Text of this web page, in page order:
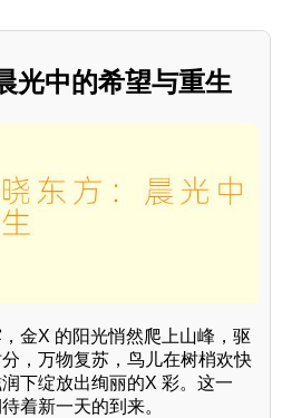
光中的希望与重生
金X 的阳光悄然爬上山峰，驱
，万物复苏，鸟儿在树梢欢快
下绽放出绚丽的X 彩。这一
着新一天的到来。